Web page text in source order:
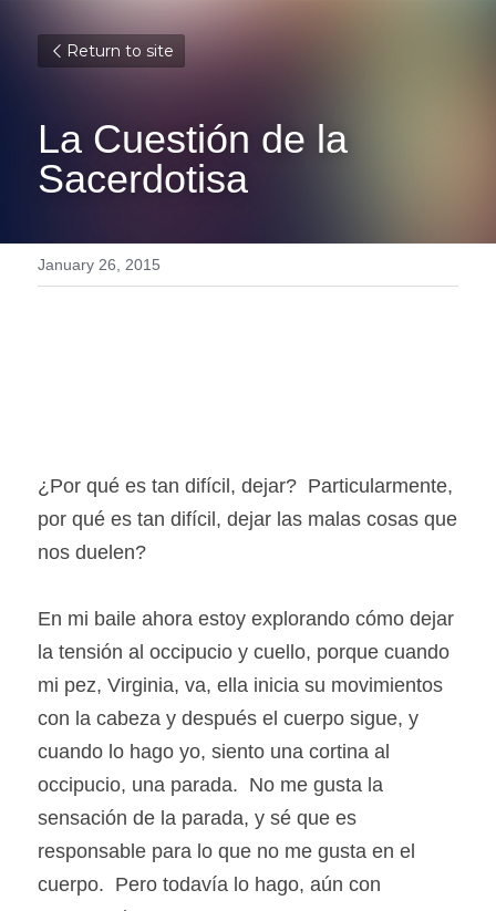
Return to site
La Cuestión de la
Sacerdotisa
January 26, 2015
¿Por qué es tan difícil, dejar?  Particularmente,
por qué es tan difícil, dejar las malas cosas que
nos duelen?
En mi baile ahora estoy explorando cómo dejar
la tensión al occipucio y cuello, porque cuando
mi pez, Virginia, va, ella inicia su movimientos
con la cabeza y después el cuerpo sigue, y
cuando lo hago yo, siento una cortina al
occipucio, una parada.  No me gusta la
sensación de la parada, y sé que es
responsable para lo que no me gusta en el
cuerpo.  Pero todavía lo hago, aún con